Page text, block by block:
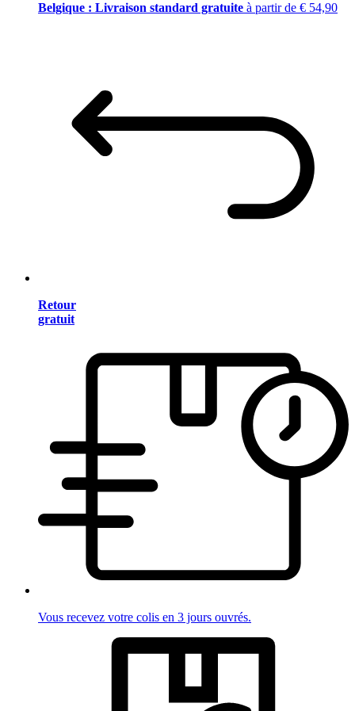
Belgique : Livraison standard gratuite à partir de € 54,90
Retour
gratuit
Vous recevez votre colis en 3 jours ouvrés.